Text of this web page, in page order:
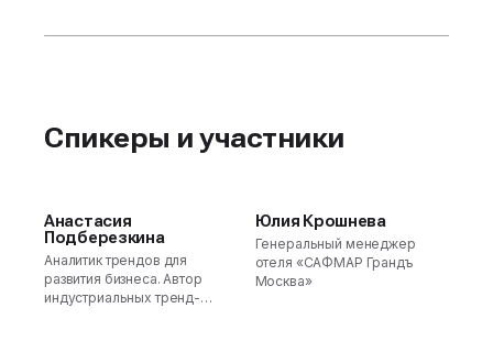
Спикеры и участники
Анастасия
Подберезкина
Аналитик трендов для
развития бизнеса. Автор
индустриальных тренд-
Юлия Крошнева
Генеральный менеджер
отеля «САФМАР Грандъ
Москва»